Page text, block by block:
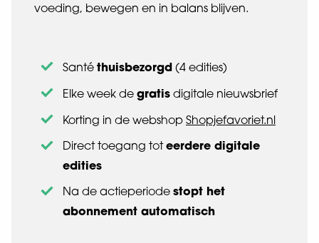
voeding, bewegen en in balans blijven.
Santé thuisbezorgd (4 edities)
Elke week de gratis digitale nieuwsbrief
Korting in de webshop Shopjefavoriet.nl
Direct toegang toteerdere digitale
edities
Na de actieperiode stopt het
abonnement automatisch